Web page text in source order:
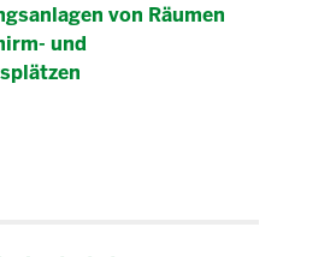
von Räumen
und